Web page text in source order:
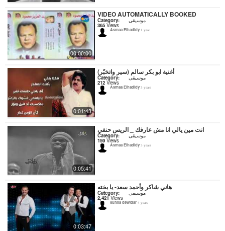
00:00:00
VIDEO AUTOMATICALLY BOOKED
Category: موسيقى
365 Views
Asmaa Elhadidy 1 year
0:01:43
أغنية ابو بكر سالم (سير واتخبّر)
Category: موسيقى
212 Views
Asmaa Elhadidy 3 years
0:05:41
انت مين يالي انا مش عارفك _ الريس حنفي
Category: موسيقى
159 Views
Asmaa Elhadidy 3 years
0:03:47
هاني شاكر وأحمد سعد- يا بخته
Category: موسيقى
2,421Views
suhila dewidar 4 years